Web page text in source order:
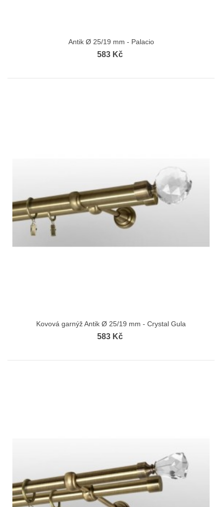
Antik Ø 25/19 mm - Palacio
583 Kč
Kovová garnýž Antik Ø 25/19 mm - Crystal Gula
583 Kč